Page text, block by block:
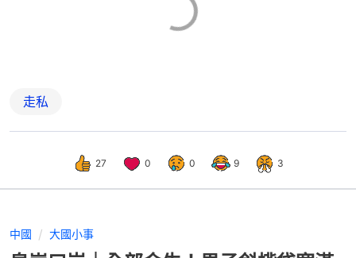
走私
27 0 0 9 3
中國 大國小事